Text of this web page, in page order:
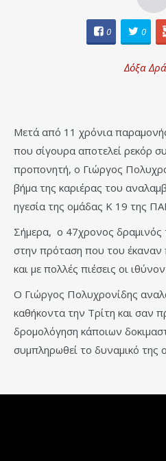
0 0
Δόξα
Μετά από 11 χρόνια
που σίγουρα αποτελεί ρεκόρ
προπονητή, ο Γιώργος
βήμα της καριέρας του
ηγεσία της ομάδας Κ 19 της
Σήμερα, ο 47χρονος δραμινός
στην πρόταση που του έκαναν
και με πολλές πιέσεις οι
Ο Γιώργος Πολυχρονίδης
καθήκοντα την Τρίτη και σαν
δρομολόγηση κάποιων
συμπληρωθεί το δυναμικό της